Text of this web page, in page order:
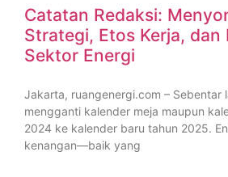
Catatan Redaksi:
Strategi, Etos Kerja, dan
Sektor Energi
Jakarta, ruangenergi.com – Sebentar
mengganti kalender meja maupun
2024 ke kalender baru tahun 2025.
kenangan—baik yang